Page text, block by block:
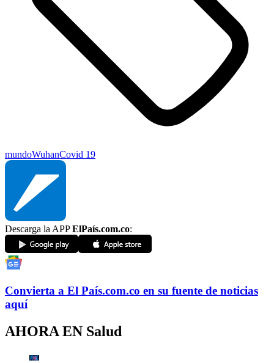
mundoWuhanCovid 19
Descarga la APPElPaís.com.co:
Convierta a El País.com.co en su fuente de noticias
aquí
AHORA EN Salud